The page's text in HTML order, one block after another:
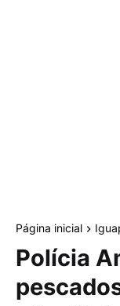
Página inicial
Polícia